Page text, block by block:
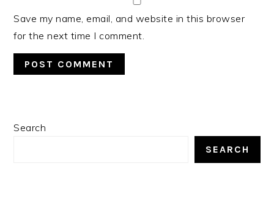
Save my name, email, and website in this browser
for the next time I comment.
PRIMARY
Search
SEARCH